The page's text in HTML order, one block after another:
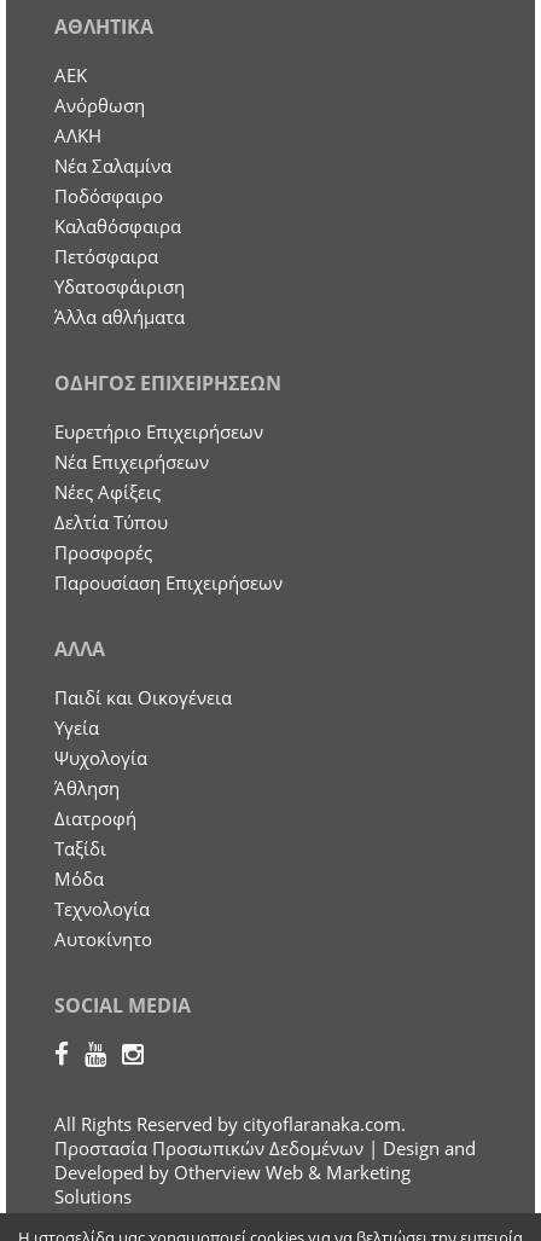
ΑΘΛΗΤΙΚΑ
ΑΕΚ
Ανόρθωση
ΑΛΚΗ
Νέα Σαλαμίνα
Ποδόσφαιρο
Καλαθόσφαιρα
Πετόσφαιρα
Υδατοσφάιριση
Άλλα αθλήματα
ΟΔΗΓΟΣ ΕΠΙΧΕΙΡΗΣΕΩΝ
Ευρετήριο Επιχειρήσεων
Nέα Επιχειρήσεων
Νέες Αφίξεις
Δελτία Τύπου
Προσφορές
Παρουσίαση Επιχειρήσεων
ΑΛΛΑ
Παιδί και Οικογένεια
Υγεία
Ψυχολογία
Άθληση
Διατροφή
Ταξίδι
Μόδα
Τεχνολογία
Αυτοκίνητο
SOCIAL MEDIA
All Rights Reserved by cityoflaranaka.com.
Προστασία Προσωπικών Δεδομένων | Design and
Developed by Otherview Web & Marketing
Solutions